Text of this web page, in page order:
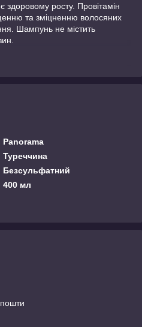
здоровому росту. Провітамін
та зміцненню волосяних
Шампунь не містить
Panorama
Туреччина
Безсульфатний
400 мл